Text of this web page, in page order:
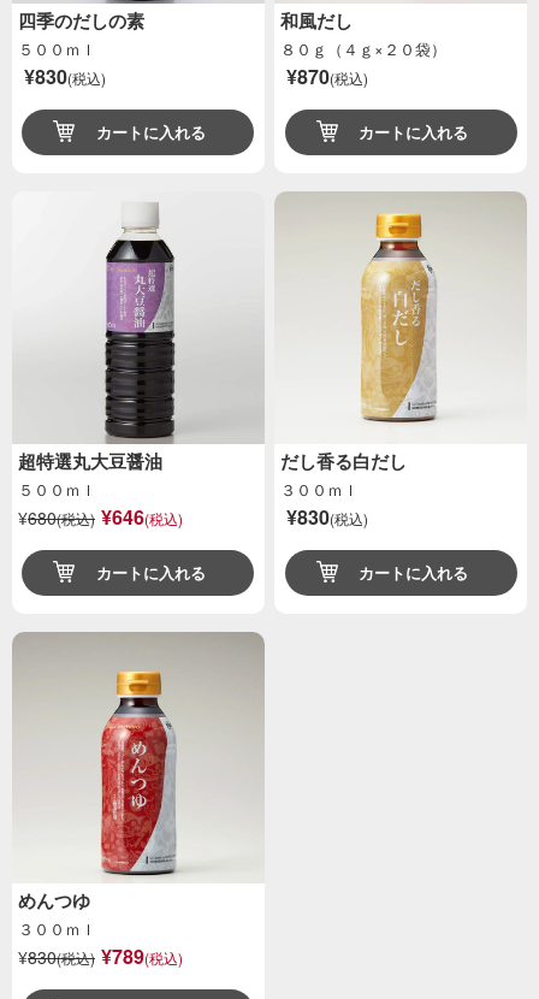
四季のだしの素
５００ｍｌ
¥830(税込)
カートに入れる
和風だし
８０ｇ（４ｇ×２０袋）
¥870(税込)
カートに入れる
超特選丸大豆醤油
５００ｍｌ
¥680(税込) ¥646(税込)
カートに入れる
だし香る白だし
３００ｍｌ
¥830(税込)
カートに入れる
めんつゆ
３００ｍｌ
¥830(税込) ¥789(税込)